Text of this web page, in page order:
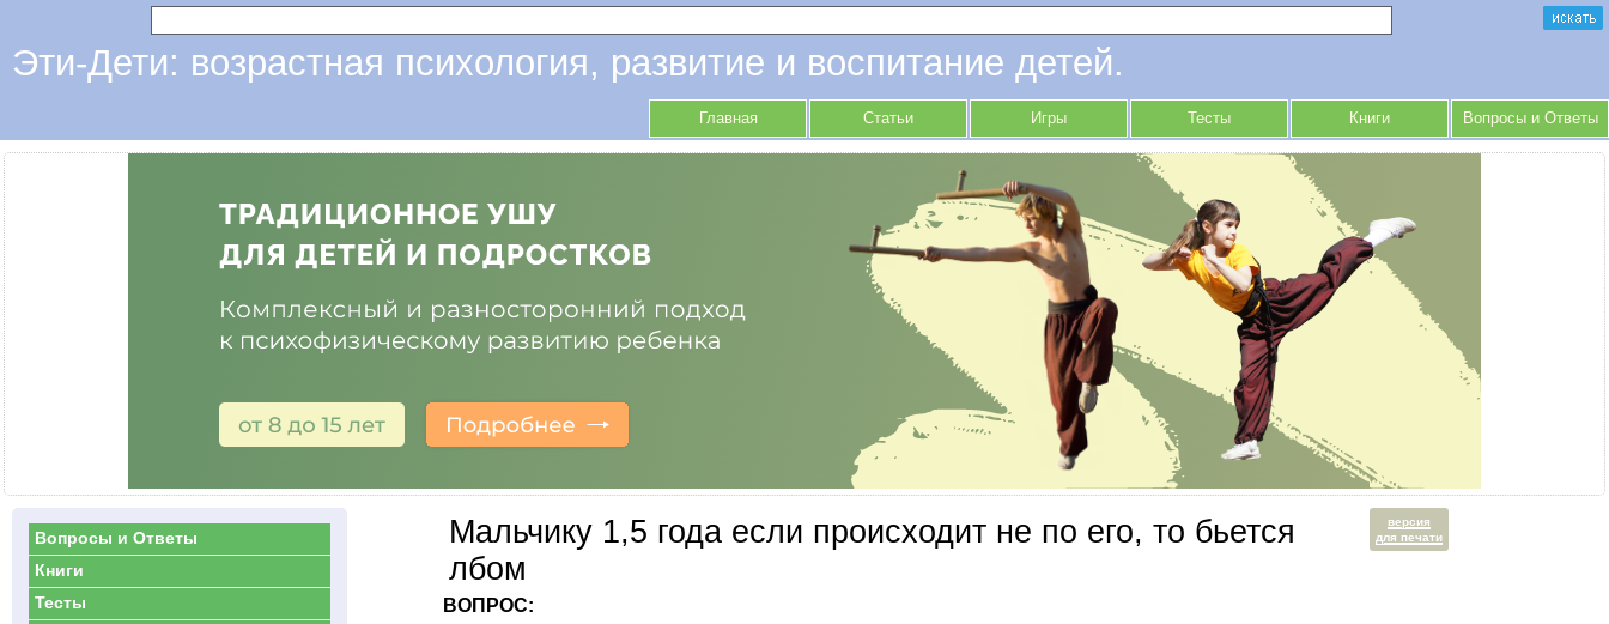
Эти-Дети: возрастная психология, развитие и воспитание детей.
Главная Статьи Игры Тесты Книги Вопросы и Ответы
версия
для печати
Мальчику 1,5 года если происходит не по его, то бьется
лбом
ВОПРОС:
Вопросы и Ответы
Книги
Тесты